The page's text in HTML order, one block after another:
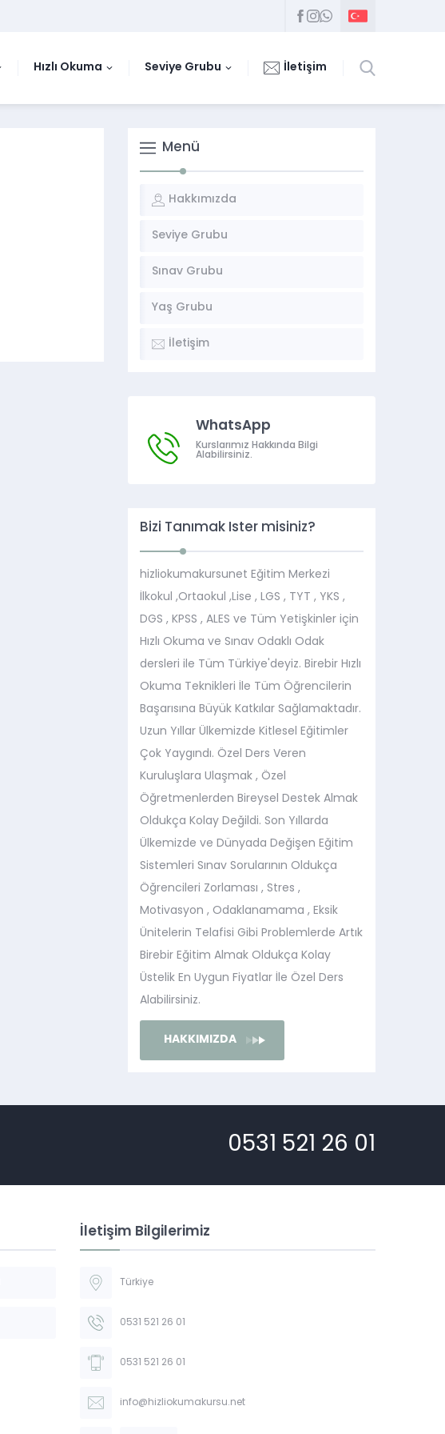
Hızlı Okuma Seviye Grubu İletişim
Menü
Hakkımızda
Seviye Grubu
Sınav Grubu
Yaş Grubu
İletişim
WhatsApp
Kurslarımız Hakkında Bilgi
Alabilirsiniz.
Bizi Tanımak İster misiniz?
hizliokumakursunet Eğitim Merkezi
İlkokul ,Ortaokul ,Lise , LGS , TYT , YKS ,
DGS , KPSS , ALES ve Tüm Yetişkinler için
Hızlı Okuma ve Sınav Odaklı Odak
dersleri ile Tüm Türkiye'deyiz. Birebir Hızlı
Okuma Teknikleri İle Tüm Öğrencilerin
Başarısına Büyük Katkılar Sağlamaktadır.
Uzun Yıllar Ülkemizde Kitlesel Eğitimler
Çok Yaygındı. Özel Ders Veren
Kuruluşlara Ulaşmak , Özel
Öğretmenlerden Bireysel Destek Almak
Oldukça Kolay Değildi. Son Yıllarda
Ülkemizde ve Dünyada Değişen Eğitim
Sistemleri Sınav Sorularının Oldukça
Öğrencileri Zorlaması , Stres ,
Motivasyon , Odaklanamama , Eksik
Ünitelerin Telafisi Gibi Problemlerde Artık
Birebir Eğitim Almak Oldukça Kolay
Üstelik En Uygun Fiyatlar İle Özel Ders
Alabilirsiniz.
HAKKIMIZDA
0531 521 26 01
İletişim Bilgilerimiz
Türkiye
0531 521 26 01
0531 521 26 01
info@hizliokumakursu.net